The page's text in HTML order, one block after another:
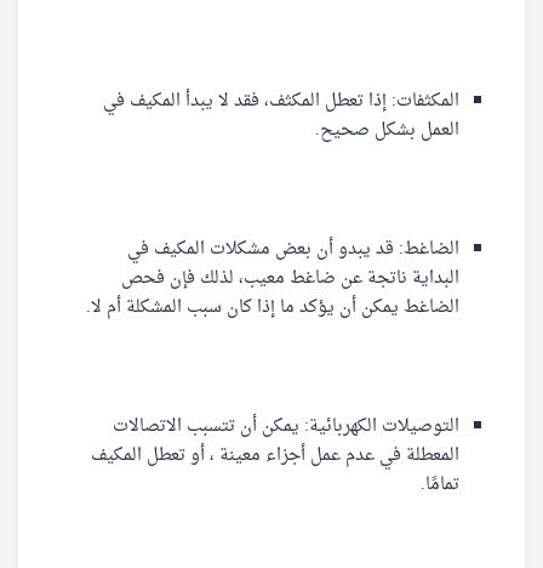
المكثفات: إذا تعطل المكثف، فقد لا يبدأ المكيف في
العمل بشكل صحيح.
الضاغط: قد يبدو أن بعض مشكلات المكيف في
البداية ناتجة عن ضاغط معيب، لذلك فإن فحص
الضاغط يمكن أن يؤكد ما إذا كان سبب المشكلة أم لا.
التوصيلات الكهربائية: يمكن أن تتسبب الاتصالات
المعطلة في عدم عمل أجزاء معينة ، أو تعطل المكيف
تمامًا.